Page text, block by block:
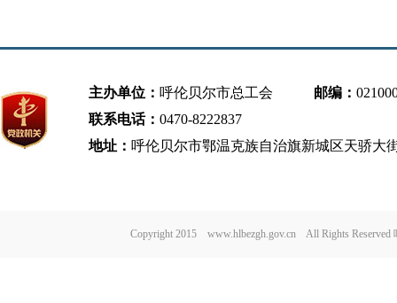
主办单位： 呼伦贝尔市总工会 邮编：
联系电话： 0470-8222837
地址： 呼伦贝尔市鄂温克族自治旗新城区天骄大
Copyright 2015 www.hlbezgh.gov.cn All Rights